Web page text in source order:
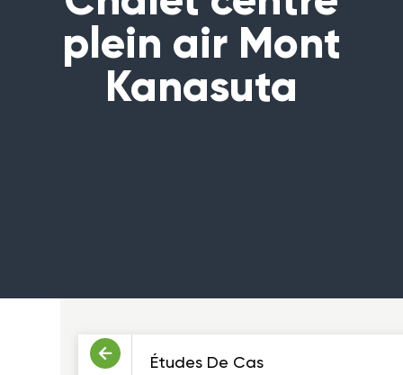
plein air Mont
Kanasuta
Études De Cas